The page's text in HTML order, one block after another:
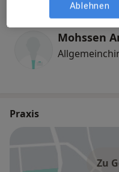
Mohssen
Praxis
Zu
Ablehnen